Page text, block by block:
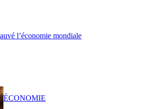
l’économie mondiale
ÉCONOMIE